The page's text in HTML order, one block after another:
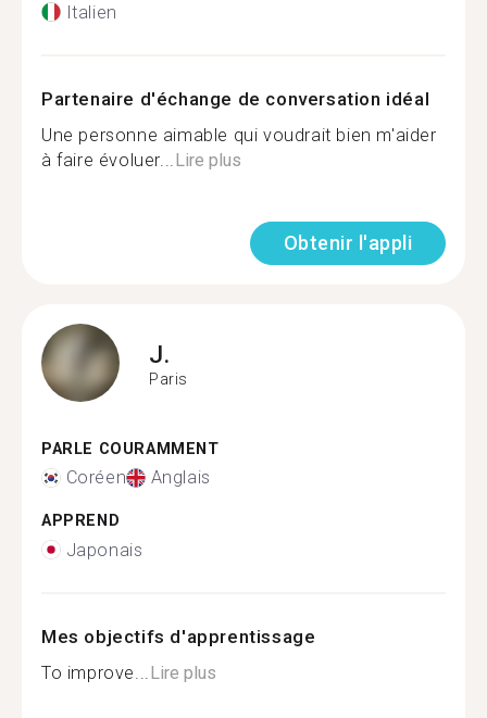
Italien
Partenaire d'échange de conversation idéal
Une personne aimable qui voudrait bien m'aider
à faire évoluer... Lire plus
Obtenir l'appli
J.
Paris
PARLE COURAMMENT
Coréen Anglais
APPREND
Japonais
Mes objectifs d'apprentissage
To improve... Lire plus